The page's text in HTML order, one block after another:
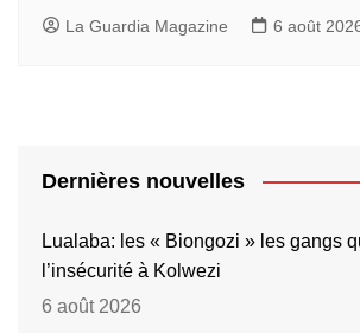
La Guardia Magazine 6 août
Dernières nouvelles
Lualaba: les « Biongozi » les gangs
l’insécurité à Kolwezi
6 août 2026